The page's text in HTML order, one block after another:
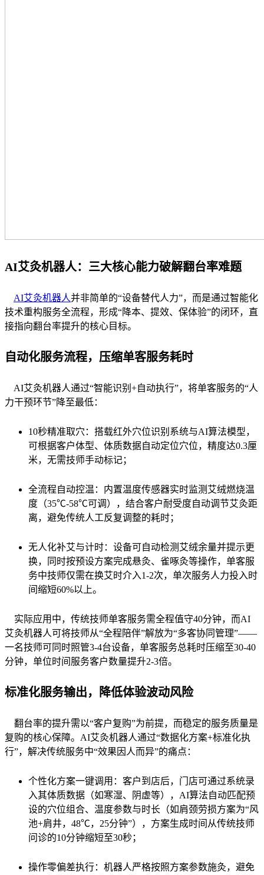
AI艾灸机器人：三大核心能力破解翻台率难题
AI艾灸机器人并非简单的“设备替代人力”，而是通过智能化
技术重构服务全流程，形成“降本、提效、保体验”的闭环，直
接指向翻台率提升的核心目标。
自动化服务流程，压缩单客服务耗时
AI艾灸机器人通过“智能识别+自动执行”，将单客服务的“人
力干预环节”降至最低：
10秒精准取穴：搭载红外穴位识别系统与AI算法模型，
可根据客户体型、体质数据自动定位穴位，精度达0.3厘
米，无需技师手动标记；
全流程自动控温：内置温度传感器实时监测艾绒燃烧温
度（35℃-58℃可调），结合客户耐受度自动调节艾灸距
离，避免传统人工反复调整的耗时；
无人化补艾与计时：设备可自动检测艾绒余量并提示更
换，同时按预设方案完成悬灸、雀啄灸等操作，单客服
务中技师仅需在换艾时介入1-2次，单次服务人力投入时
间缩短60%以上。
实际应用中，传统技师单客服务需全程值守40分钟，而AI
艾灸机器人可将技师从“全程陪伴”解放为“多客协同管理”——
一名技师可同时照管3-4台设备，单客服务总耗时压缩至30-40
分钟，单位时间服务客户数量提升2-3倍。
标准化服务输出，降低体验波动风险
翻台率的提升需以“客户复购”为前提，而稳定的服务质量是
复购的核心保障。AI艾灸机器人通过“数据化方案+标准化执
行”，解决传统服务中“效果因人而异”的痛点：
个性化方案一键调用：客户到店后，门店可通过系统录
入其体质数据（如寒湿、阴虚等），AI算法自动匹配预
设的穴位组合、温度参数与时长（如肩颈劳损方案为“风
池+肩井，48℃，25分钟”），方案生成时间从传统技师
问诊的10分钟缩短至30秒；
操作零偏差执行：机器人严格按照方案参数施灸，避免